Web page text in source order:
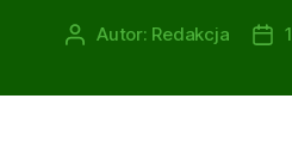
AutorAutor: Redakcja